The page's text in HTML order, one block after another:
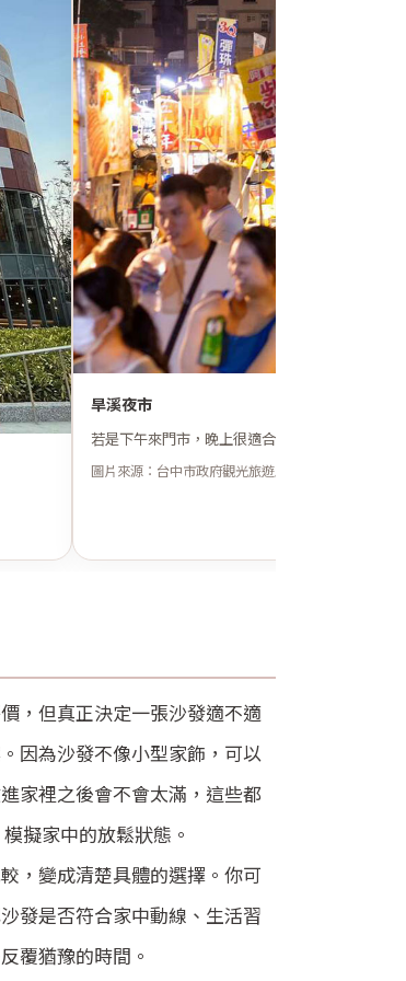
旱溪夜市
若是下午來門市，晚上很適合順路走走，讓試坐
圖片來源：台中市政府觀光旅遊局（僅供介紹用途）
，但真正決定一張沙發適不適
因為沙發不像小型家飾，可以
家裡之後會不會太滿，這些都
擬家中的放鬆狀態。
，變成清楚具體的選擇。你可
發是否符合家中動線、生活習
覆猶豫的時間。